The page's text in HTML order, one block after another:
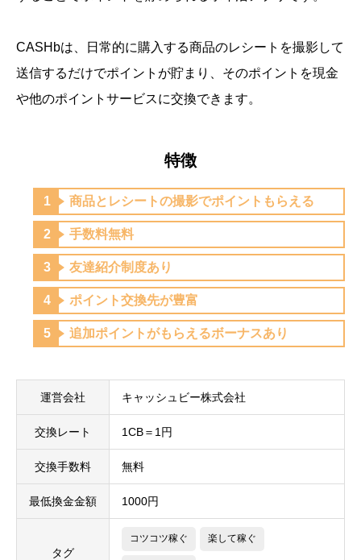
CASHbは、日常的に購入する商品のレシートを撮影して
送信するだけでポイントが貯まり、そのポイントを現金
や他のポイントサービスに交換できます。
特徴
商品とレシートの撮影でポイントもらえる
手数料無料
友達紹介制度あり
ポイント交換先が豊富
追加ポイントがもらえるボーナスあり
運営会社 キャッシュビー株式会社
交換レート 1CB＝1円
交換手数料 無料
最低換金金額 1000円
タグ
コツコツ稼ぐ 楽して稼ぐ